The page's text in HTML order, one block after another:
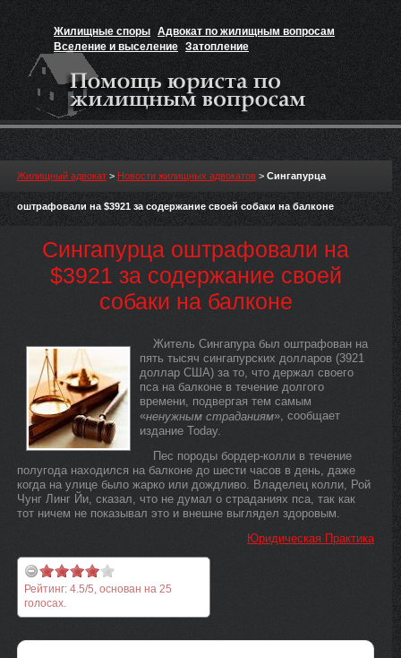
Жилищные споры Адвокат по жилищным вопросам
Вселение и выселение Затопление
Признание прав на жильё
Жилищный адвокат > Новости жилищных адвокатов > Сингапурца
оштрафовали на $3921 за содержание своей собаки на балконе
Сингапурца оштрафовали на
$3921 за содержание своей
собаки на балконе
Житель Сингапура был оштрафован на
пять тысяч сингапурских долларов (3921
доллар США) за то, что держал своего
пса на балконе в течение долгого
времени, подвергая тем самым
«ненужным страданиям», сообщает
издание Today.
Пес породы бордер-колли в течение
полугода находился на балконе до шести часов в день, даже
когда на улице было жарко или дождливо. Владелец колли, Рой
Чунг Линг Йи, сказал, что не думал о страданиях пса, так как
тот ничем не показывал это и внешне выглядел здоровым.
Юридическая Практика
Рейтинг: 4.5/5, основан на 25
голосах.